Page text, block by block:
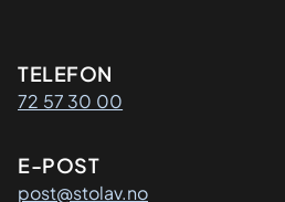
TELEFON
72 57 30 00
E-POST
post@stolav.no